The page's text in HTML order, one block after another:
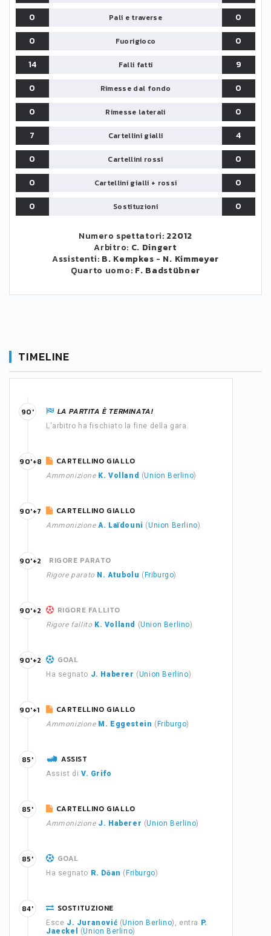
0 Pali e traverse
0
0
Fuorigioco
0
14
Falli fatti
9
0
Rimesse dal fondo
0
0
Rimesse laterali
0
7
Cartellini gialli
4
0
Cartellini rossi
0
0
Cartellini gialli + rossi
0
0
Sostituzioni 0
Numero spettatori: 22012
Arbitro: C. Dingert
Assistenti: B. Kempkes - N. Kimmeyer
Quarto uomo: F. Badstübner
TIMELINE
LA PARTITA È TERMINATA!
L'arbitro ha fischiato la fine della gara.
90'
CARTELLINO GIALLO
Ammonizione K. Volland (Union Berlino)
90'+8
CARTELLINO GIALLO
Ammonizione A. Laïdouni (Union Berlino)
90'+7
RIGORE PARATO
Rigore parato N. Atubolu ( Friburgo)
90'+2
RIGORE FALLITO
Rigore fallito K. Volland (Union Berlino)
90'+2
GOAL
Ha segnato J. Haberer (Union Berlino)
90'+2
CARTELLINO GIALLO
Ammonizione M. Eggestein ( Friburgo)
90'+1
ASSIST
Assist di V. Grifo
85'
CARTELLINO GIALLO
Ammonizione J. Haberer (Union Berlino)
85'
GOAL
Ha segnato R. Dōan ( Friburgo)
85'
SOSTITUZIONE
Esce J. Juranović (Union Berlino), entra
P.
Jaeckel
(Union Berlino)
84'